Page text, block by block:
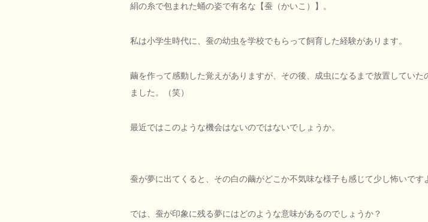
絹の糸で包まれた蛹の姿で有名な【蚕（かいこ）】。
私は小学生時代に、蚕の幼虫を学校でもらって飼育した経験があります。
繭を作って感動した覚えがありますが、その後、成虫になるまで放置していた
ました。（笑）
最近ではこのような機会はないのではないでしょうか。
蚕が夢に出てくると、その白の繭がどこか不気味な様子も感じて少し怖いです
では、蚕が印象に残る夢にはどのような意味があるのでしょうか？